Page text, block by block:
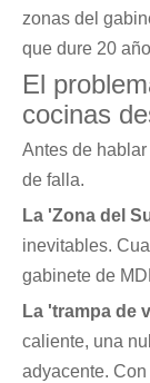
zonas del
que dure 20
El
cocinas
Antes de
de falla.
La 'Zona del
inevitables.
gabinete de
La 'trampa de
caliente, una
adyacente.